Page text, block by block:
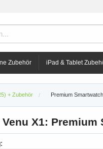
Zubehör iPad & Tablet
+ Zubehör Premium Smartwatch
X1: Premium